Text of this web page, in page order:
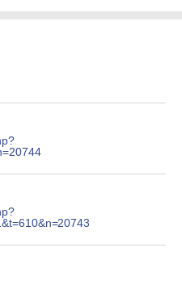
ア語辞典第3版 [ 川原拓雄 ]
講談社 MOOK） [ 講談社 ]
Liberty 5 ミッドナイトブ
プグレード版】AOKIMI ワイヤ
bluetooth イヤホン V12 小型
コードレス ENCノイズキャン
ッチ式音量調整 スポーツ/通勤/通
(Stadium ver.)
酸水 ラベルレス 500ml ×24本
モノクロ版 115 (ジャンプコミッ
モノクロ版 39 (ジャンプ